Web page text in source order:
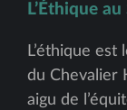
L’Éthique
L’éthique
du Chevalier
aigu de